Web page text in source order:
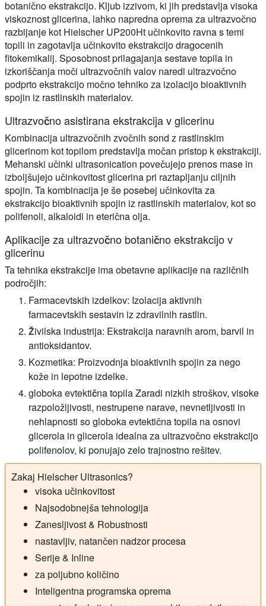
botanično ekstrakcijo. Kljub izzivom, ki jih predstavlja visoka
viskoznost glicerina, lahko napredna oprema za ultrazvočno
razbijanje kot Hielscher UP200Ht učinkovito ravna s temi
topili in zagotavlja učinkovito ekstrakcijo dragocenih
fitokemikalij. Sposobnost prilagajanja sestave topila in
izkoriščanja moči ultrazvočnih valov naredi ultrazvočno
podprto ekstrakcijo močno tehniko za izolacijo bioaktivnih
spojin iz rastlinskih materialov.
Ultrazvočno asistirana ekstrakcija v glicerinu
Kombinacija ultrazvočnih zvočnih sond z rastlinskim
glicerinom kot topilom predstavlja močan pristop k ekstrakciji.
Mehanski učinki ultrasonication povečujejo prenos mase in
izboljšujejo učinkovitost glicerina pri raztapljanju ciljnih
spojin. Ta kombinacija je še posebej učinkovita za
ekstrakcijo bioaktivnih spojin iz rastlinskih materialov, kot so
polifenoli, alkaloidi in eterična olja.
Aplikacije za ultrazvočno botanično ekstrakcijo v
glicerinu
Ta tehnika ekstrakcije ima obetavne aplikacije na različnih
področjih:
Farmacevtskih izdelkov: Izolacija aktivnih
farmacevtskih sestavin iz zdravilnih rastlin.
Živilska industrija: Ekstrakcija naravnih arom, barvil in
antioksidantov.
Kozmetika: Proizvodnja bioaktivnih spojin za nego
kože in lepotne izdelke.
globoka evtektična topilaZaradi nizkih stroškov, visoke
razpoložljivosti, nestrupene narave, nevnetljivosti in
nehlapnosti so globoka evtektična topila na osnovi
glicerola in glicerola idealna za ultrazvočno ekstrakcijo
polifenolov, ki ponujajo zelo trajnostno rešitev.
Zakaj Hielscher Ultrasonics?
visoka učinkovitost
Najsodobnejša tehnologija
Zanesljivost & Robustnosti
nastavljiv, natančen nadzor procesa
Serije & Inline
za poljubno količino
Inteligentna programska oprema